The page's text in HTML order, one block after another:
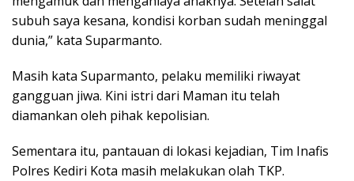
subuh saya kesana, kondisi korban sudah meninggal
dunia,” kata Suparmanto.
Masih kata Suparmanto, pelaku memiliki riwayat
gangguan jiwa. Kini istri dari Maman itu telah
diamankan oleh pihak kepolisian.
Sementara itu, pantauan di lokasi kejadian, Tim Inafis
Polres Kediri Kota masih melakukan olah TKP.